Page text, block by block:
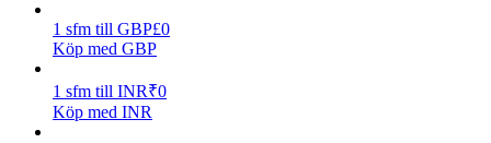
1 sfm till GBP£0
Köp med GBP
1 sfm till INR₹0
Köp med INR